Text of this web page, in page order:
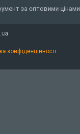
за оптовими цінами
конфіденційності